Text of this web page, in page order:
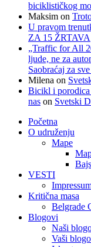
biciklističkog
Maksim on
U pravom
ZA 15 ŽRTAVA
„Traffic for All
ljude, ne za
Saobraćaj za
Milena on
Bicikl i porodica
nas on Svetski
Početna
O udruženju
Mape
VESTI
Kritična masa
Belgrade
Blogovi
Naši
Vaši